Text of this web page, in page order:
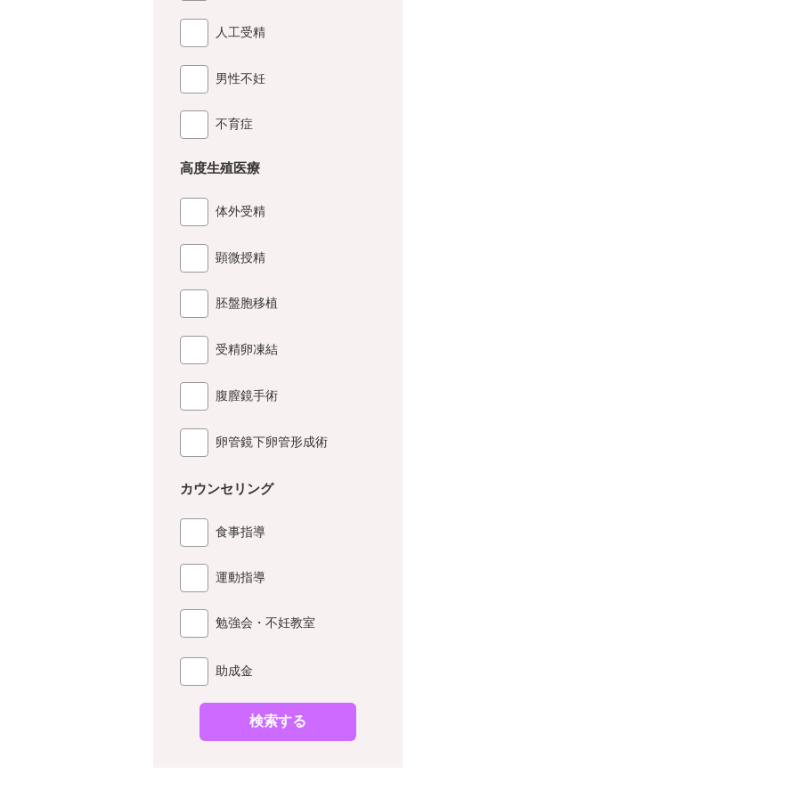
人工受精
男性不妊
不育症
高度生殖医療
体外受精
顕微授精
胚盤胞移植
受精卵凍結
腹膣鏡手術
卵管鏡下卵管形成術
カウンセリング
食事指導
運動指導
勉強会・不妊教室
助成金
検索する